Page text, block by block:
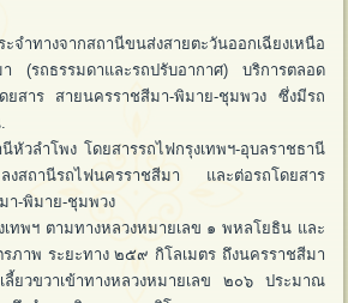
างจากสถานีขนส่งสายตะวันออกเฉียงเหนือ
า (รถธรรมดาและรถปรับอากาศ) บริการตลอด
สาร สายนครราชสีมา-พิมาย-ชุมพวง ซึ่งมีรถ
โพง โดยสารรถไฟกรุงเทพฯ-อุบลราชธานี
สถานีรถไฟนครราชสีมา และต่อรถโดยสาร
า-พิมาย-ชุมพวง
ฯ ตามทางหลวงหมายเลข ๑ พหลโยธิน และ
ภาพ ระยะทาง ๒๕๙ กิโลเมตร ถึงนครราชสีมา
ลี้ยวขวาเข้าทางหลวงหมายเลข ๒๐๖ ประมาณ